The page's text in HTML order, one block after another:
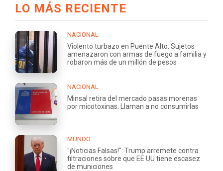
LO MÁS RECIENTE
NACIONAL
Violento turbazo en Puente Alto: Sujetos
amenazaron con armas de fuego a familia y
robaron más de un millón de pesos
NACIONAL
Minsal retira del mercado pasas morenas
por micotoxinas: Llaman a no consumirlas
MUNDO
"¡Noticias Falsas!": Trump arremete contra
filtraciones sobre que EE.UU tiene escasez
de municiones